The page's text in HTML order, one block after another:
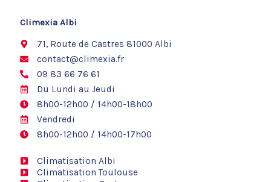
o
Climexia Albi
71, Route de Castres 81000 Albi
contact@climexia.fr
09 83 66 76 61
Du Lundi au Jeudi
8h00-12h00 / 14h00-18h00
Vendredi
8h00-12h00 / 14h00-17h00
Climatisation Albi
Climatisation Toulouse